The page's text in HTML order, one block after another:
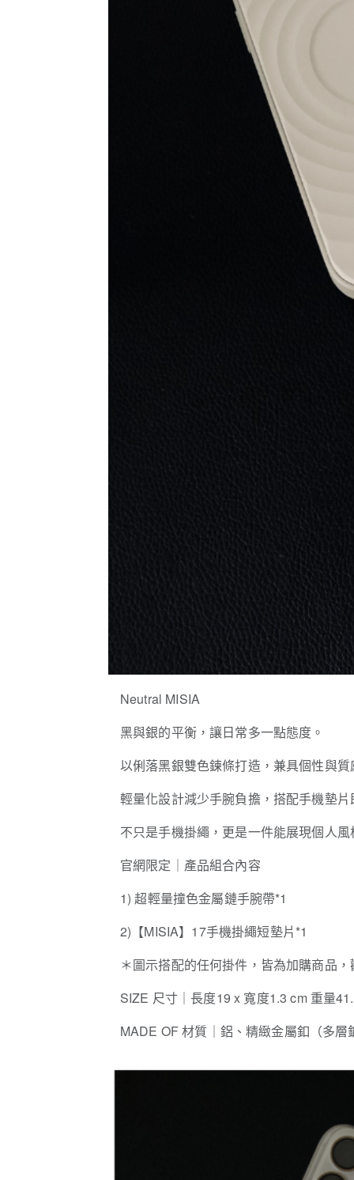
Neutral MISIA
黑與銀的平衡，讓日常多一點態度。
以俐落黑銀雙色鍊條打造，兼具個性與
輕量化設計減少手腕負擔，搭配手機墊
不只是手機掛繩，更是一件能展現個人
官網限定｜產品組合內容
1) 超輕量撞色金屬鏈手腕帶*1
2)【MISIA】17手機掛繩短墊片*1
＊圖示搭配的任何掛件，皆為加購商品
SIZE 尺寸｜長度19 x 寬度1.3 cm 重量
MADE OF 材質｜鋁、精緻金屬釦（多層